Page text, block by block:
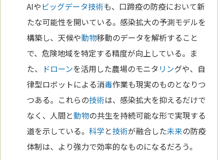
AIや ビッグデータ技術も、口蹄疫の防疫において新
たな可能性を開いている。感染拡大の予測モデルを
構築し、天候や動物移動のデータを解析すること
で、危険地域を特定する精度が向上している。ま
た、 ドローンを活用した農場のモニタ リングや、自
律型ロボットによる消毒作業も現実のものとなりつ
つある。これらの技術は、感染拡大を抑えるだけで
なく、人間と動物の共生を持続可能な形で実現する
道を示している。科学と技術が融合した未来の防疫
体制は、より強力で効率的なものになるだろう。